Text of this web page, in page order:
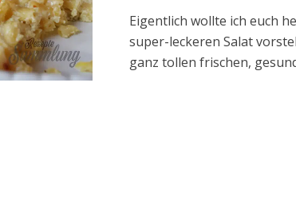
Eigentlich wollte ich euch
super-leckeren Salat
ganz tollen frischen,